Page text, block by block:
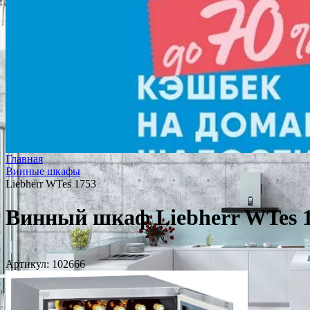
Главная
Винные шкафы
Liebherr WTes 1753
Винный шкаф Liebherr WTes
Артикул: 102666